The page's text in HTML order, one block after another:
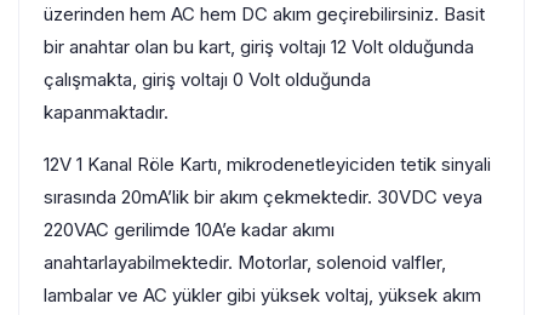
üzerinden hem AC hem DC akım geçirebilirsiniz. Basit
bir anahtar olan bu kart, giriş voltajı 12 Volt olduğunda
çalışmakta, giriş voltajı 0 Volt olduğunda
kapanmaktadır.
12V 1 Kanal Röle Kartı, mikrodenetleyiciden tetik sinyali
sırasında 20mA’lik bir akım çekmektedir. 30VDC veya
220VAC gerilimde 10A’e kadar akımı
anahtarlayabilmektedir. Motorlar, solenoid valfler,
lambalar ve AC yükler gibi yüksek voltaj, yüksek akım